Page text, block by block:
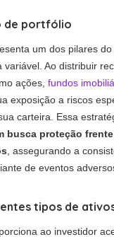
de portfólio
um dos pilares
variável. Ao distribuir
ações, fundos
exposição a riscos
carteira. Essa
busca proteção
, assegurando a
de eventos
tipos de
ao investidor